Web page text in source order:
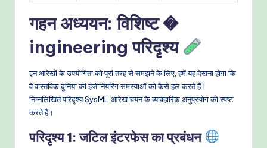
गहन अध्ययन: विशिष्ट �
ingineering परिदृश्य
इन आरेखों के उपयोगिता को पूरी तरह से समझने के लिए, हमें यह देखना होगा कि
वे वास्तविक दुनिया की इंजीनियरिंग समस्याओं को कैसे हल करते हैं।
निम्नलिखित परिदृश्य SysML आरेख चयन के व्यावहारिक अनुप्रयोग को स्पष्ट
करते हैं।
परिदृश्य 1: जटिल इंटरफेस का प्रबंधन